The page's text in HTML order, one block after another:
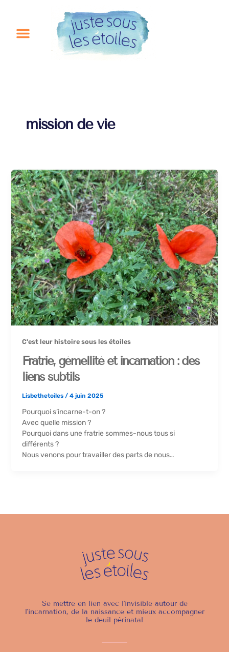
mission de vie
C'est leur histoire sous les étoiles
Fratrie, gémellité et incarnation : des
liens subtils
Lisbethetoiles / 4 juin 2025
Pourquoi s’incarne-t-on ?
Avec quelle mission ?
Pourquoi dans une fratrie sommes-nous tous si
différents ?
Nous venons pour travailler des parts de nous…
Se mettre en lien avec l'invisible autour de
l'incarnation, de la naissance et mieux accompagner
le deuil périnatal